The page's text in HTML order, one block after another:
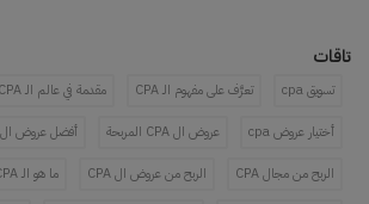
تاقات
تسويق cpa تعرَّف على مفهوم الـ CPA مقدمة في عالم الـ CPA
أختيار عروض cpa عروض ال CPA المربحة أفضل عروض ال CPA
الربح من مجال CPA الربح من عروض ال CPA ما هو الـ CPA وكيف يعمل؟